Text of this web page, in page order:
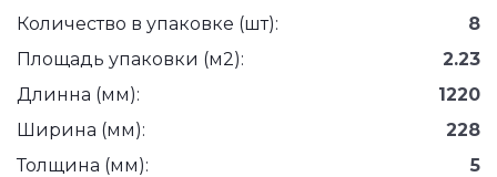
Количество в упаковке (шт):
8
Площадь упаковки (м2):
2.23
Длинна (мм):
1220
Ширина (мм):
228
Толщина (мм):
5